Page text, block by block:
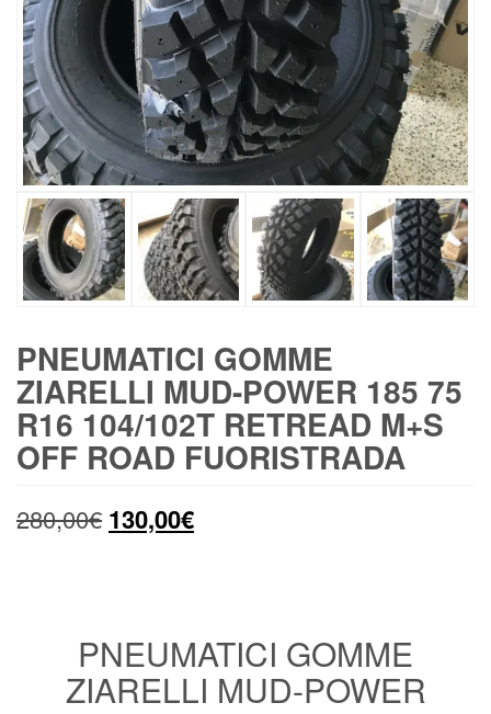
PNEUMATICI GOMME
ZIARELLI MUD-POWER 185 75
R16 104/102T RETREAD M+S
OFF ROAD FUORISTRADA
280,00€ Il
era:
280,00€.
130,00€Il
è:
130,00€.
PNEUMATICI GOMME
ZIARELLI MUD-POWER